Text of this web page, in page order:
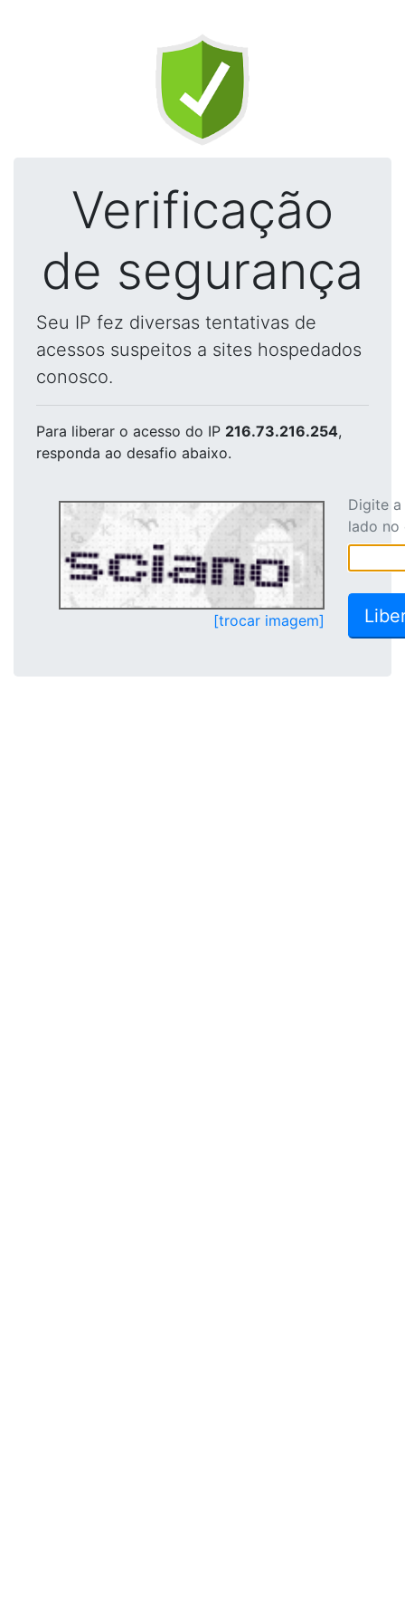
Verificação
de segurança
Seu IP fez diversas tentativas de
acessos suspeitos a sites hospedados
conosco.
Para liberar o acesso do IP 216.73.216.254,
responda ao desafio abaixo.
[trocar imagem]
Digite
lado no